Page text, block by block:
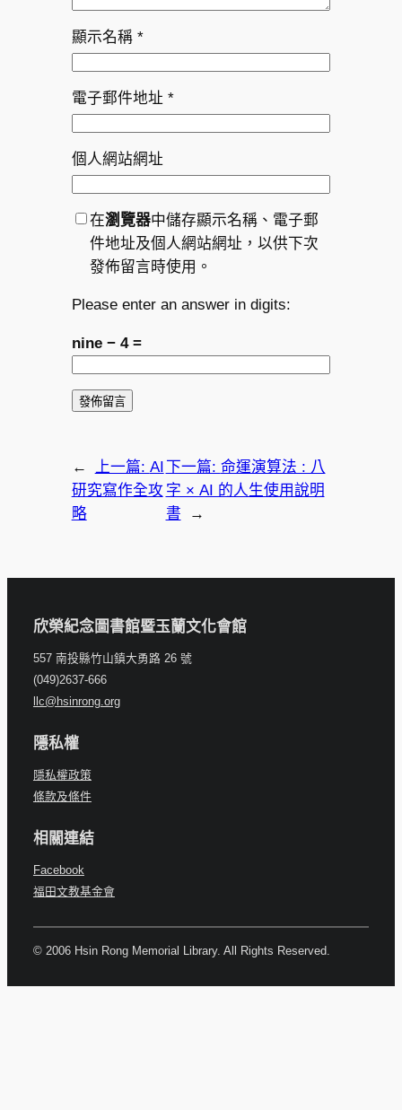
顯示名稱 *
電子郵件地址 *
個人網站網址
在瀏覽器中儲存顯示名稱、電子郵
件地址及個人網站網址，以供下次
發佈留言時使用。
Please enter an answer in digits:
nine − 4 =
← 上一篇: AI
研究寫作全攻
略
下一篇: 命運演算法 : 八
字 × AI 的人生使用說明
書
→
欣榮紀念圖書館暨玉蘭文化會館
557 南投縣竹山鎮大勇路 26 號
(049)2637-666
llc@hsinrong.org
隱私權
隱私權政策
條款及條件
相關連結
Facebook
福田文教基金會
© 2006 Hsin Rong Memorial Library. All Rights Reserved.